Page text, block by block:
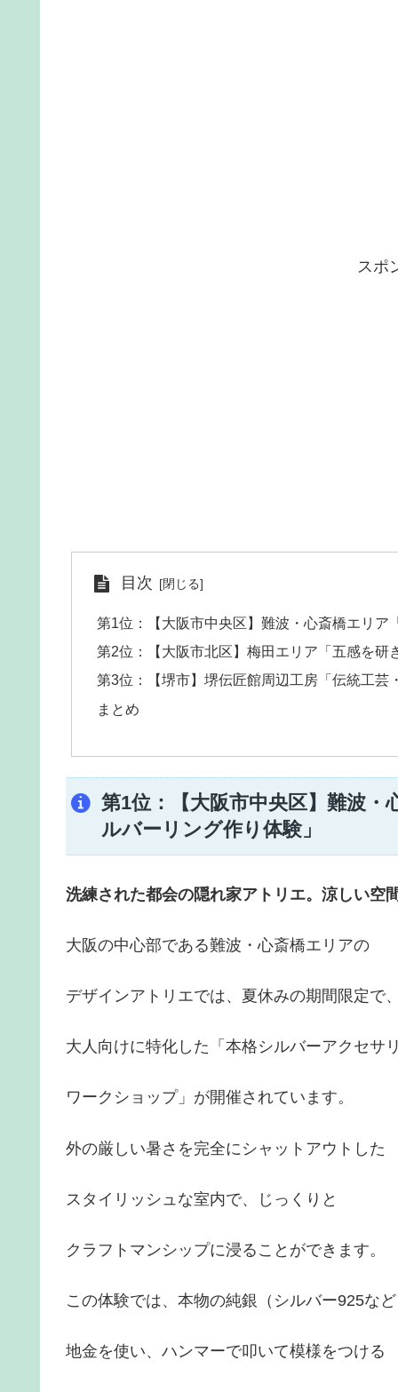
スポ
目次
第1位：【大阪市中央区】難波・心斎橋エリア
第2位：【大阪市北区】梅田エリア「五感を研
第3位：【堺市】堺伝匠館周辺工房「伝統工芸
まとめ
第1位：【大阪市中央区】難波
ルバーリング作り体験」
洗練された都会の隠れ家アトリエ。涼しい空
大阪の中心部である難波・心斎橋エリアの
デザインアトリエでは、夏休みの期間限定で、
大人向けに特化した「本格シルバーアクセサ
ワークショップ」が開催されています。
外の厳しい暑さを完全にシャットアウトした
スタイリッシュな室内で、じっくりと
クラフトマンシップに浸ることができます。
この体験では、本物の純銀（シルバー925な
地金を使い、ハンマーで叩いて模様をつける